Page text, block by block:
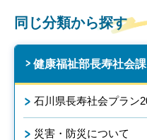
同じ分類から探す
健康福祉部長寿社会課
石川県長寿社会プラン
災害・防災について